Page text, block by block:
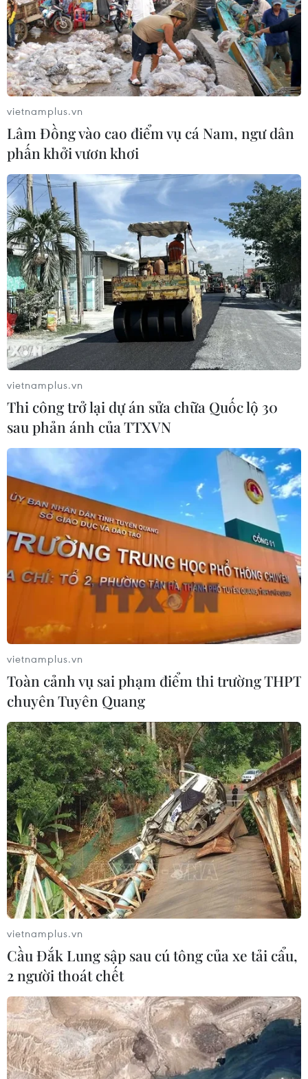
Bà Rịa-Vũng Tàu ghi nhận thêm ca tử
vong do sốt xuất huyết
09/08/2022 06:11
Bệnh nhân tên D (sinh năm 1989) được chẩn đoán sốt
xuất huyết nặng biến chứng sốc; suy gan, thận; xuất
huyết nặng; nhiễm trùng huyết biến chứng choáng
nhiễm trùng.
vietnamplus.vn
Lâm Đồng vào cao điểm vụ cá Nam, ngư dân
phấn khởi vươn khơi
vietnamplus.vn
Thi công trở lại dự án sửa chữa Quốc lộ 30
sau phản ánh của TTXVN
vietnamplus.vn
Toàn cảnh vụ sai phạm điểm thi trường THPT
chuyên Tuyên Quang
vietnamplus.vn
Cầu Đắk Lung sập sau cú tông của xe tải cẩu,
2 người thoát chết